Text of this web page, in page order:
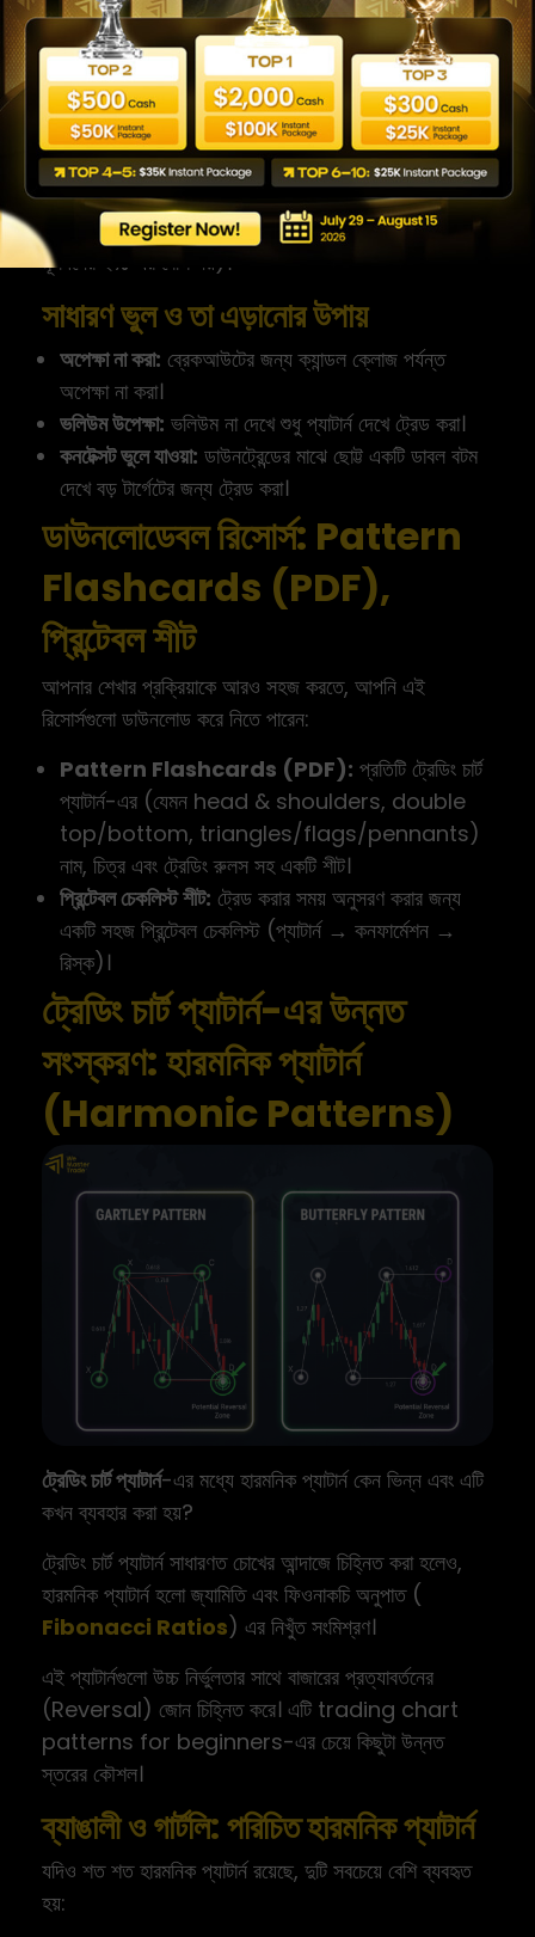
হেড অ্যান্ড শোল্ডার্স-এ মাথার চূড়ার ওপরে স্টপ লস (SL) সেট
করুন।
টার্গেট নির্ধারণ (TP): প্যাটার্নের উচ্চতা অনুযায়ী টার্গেট মাপব এবং
আপনার রিস্ক/রিওয়ার্ড রেশিও (কমপক্ষে ১:২) নিশ্চিত করুন।
পজিশন সাইজিং:এই স্টপ লস এবং আপনার অ্যাকাউন্টের আকার
অনুযায়ী আপনার পজিশন সাইজ নির্ধারণ করুন (ঝুঁকি কখনোই মোট
মূলধনের ২% এর বেশি নয়)।
সাধারণ ভুল ও তা এড়ানোর উপায়
অপেক্ষা না করা: ব্রেকআউটের জন্য ক্যান্ডল ক্লোজ পর্যন্ত
অপেক্ষা না করা।
ভলিউম উপেক্ষা: ভলিউম না দেখে শুধু প্যাটার্ন দেখে ট্রেড করা।
কনটেক্সট ভুলে যাওয়া: ডাউনট্রেন্ডের মাঝে ছোট্ট একটি ডাবল বটম
দেখে বড় টার্গেটের জন্য ট্রেড করা।
ডাউনলোডেবল রিসোর্স: Pattern
Flashcards (PDF),
প্রিন্টেবল শীট
আপনার শেখার প্রক্রিয়াকে আরও সহজ করতে, আপনি এই
রিসোর্সগুলো ডাউনলোড করে নিতে পারেন:
Pattern Flashcards (PDF): প্রতিটি ট্রেডিং চার্ট
প্যাটার্ন-এর (যেমন head & shoulders, double
top/bottom, triangles/flags/pennants)
নাম, চিত্র এবং ট্রেডিং রুলস সহ একটি শীট।
প্রিন্টেবল চেকলিস্ট শীট: ট্রেড করার সময় অনুসরণ করার জন্য
একটি সহজ প্রিন্টেবল চেকলিস্ট (প্যাটার্ন → কনফার্মেশন →
রিস্ক)।
ট্রেডিং চার্ট প্যাটার্ন-এর উন্নত
সংস্করণ: হারমনিক প্যাটার্ন
(Harmonic Patterns)
ট্রেডিং চার্ট প্যাটার্ন-এর মধ্যে হারমনিক প্যাটার্ন কেন ভিন্ন এবং এটি
কখন ব্যবহার করা হয়?
ট্রেডিং চার্ট প্যাটার্ন সাধারণত চোখের আন্দাজে চিহ্নিত করা হলেও,
হারমনিক প্যাটার্ন হলো জ্যামিতি এবং ফিওনাকচি অনুপাত (
Fibonacci Ratios) এর নিখুঁত সংমিশ্রণ।
এই প্যাটার্নগুলো উচ্চ নির্ভুলতার সাথে বাজারের প্রত্যাবর্তনের
(Reversal) জোন চিহ্নিত করে। এটি trading chart
patterns for beginners-এর চেয়ে কিছুটা উন্নত
স্তরের কৌশল।
ব্যাঙালী ও গার্টলি: পরিচিত হারমনিক প্যাটার্ন
যদিও শত শত হারমনিক প্যাটার্ন রয়েছে, দুটি সবচেয়ে বেশি ব্যবহৃত
হয়: